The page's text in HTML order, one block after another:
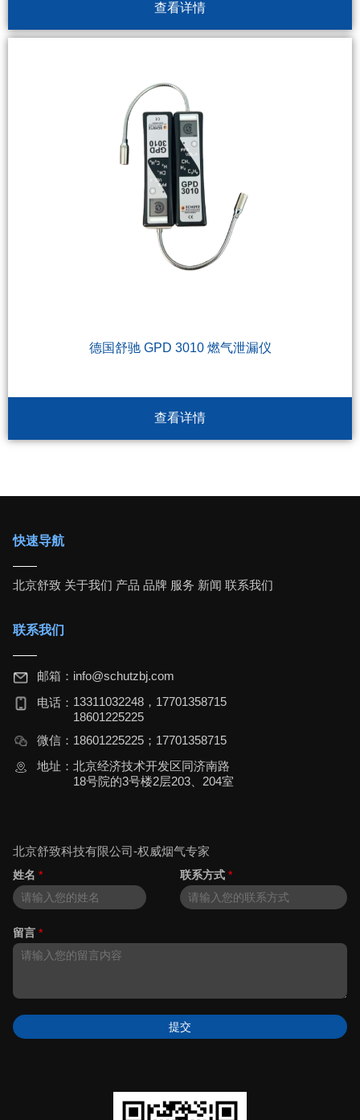
查看详情
德国舒驰 GPD 3010 燃气泄漏仪
查看详情
快速导航
北京舒致 关于我们 产品 品牌 服务 新闻 联系我们
联系我们
邮箱： info@schutzbj.com
电话： 13311032248，17701358715
18601225225
微信： 18601225225；17701358715
地址： 北京经济技术开发区同济南路
18号院的3号楼2层203、204室
北京舒致科技有限公司-权威烟气专家
姓名 * 联系方式 *
留言 *
提交